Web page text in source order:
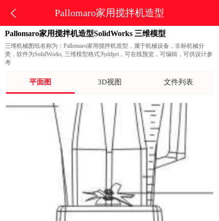
Pallomaro家用搅拌机造型
Pallomaro家用搅拌机造型SolidWorks 三维模型
三维机械图纸名称为：Pallomaro家用搅拌机造型，属于机械设备，非标机械分
类，软件为SolidWorks, 三维模型格式为sldprt，可在线预览，可编辑，可供设计参
考
平面图 3D视图 文件列表